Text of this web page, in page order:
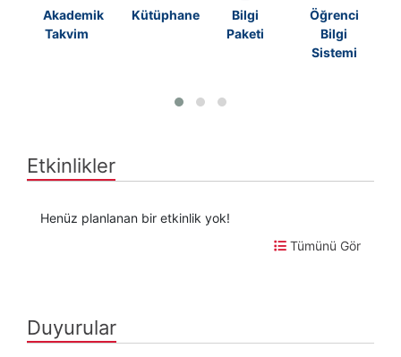
Akademik
Takvim
Kütüphane
Bilgi
Paketi
Öğrenci
Bilgi
Sistemi
Etkinlikler
Henüz planlanan bir etkinlik yok!
Tümünü Gör
Duyurular